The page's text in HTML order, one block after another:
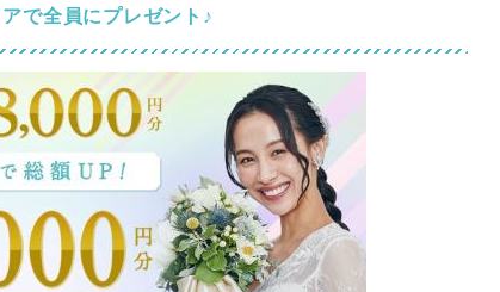
で全員にプレゼント♪